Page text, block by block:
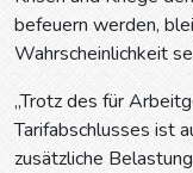
befeuern werden,
Wahrscheinlichkeit
„Trotz des für
Tarifabschlusses ist
zusätzliche